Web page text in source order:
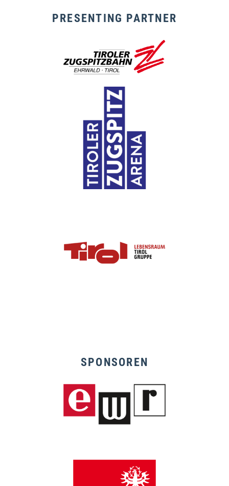
PRESENTING PARTNER
SPONSOREN